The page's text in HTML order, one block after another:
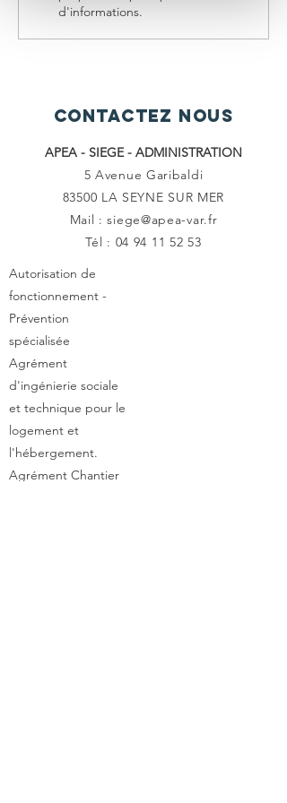
Ouvertes
d'informations.
CONTACTEZ NOUS
APEA - SIEGE - ADMINISTRATION
5 Avenue Garibaldi
83500 LA SEYNE SUR MER
Mail : siege@apea-var.fr
Tél : 04 94 11 52 53
Autorisation de
fonctionnement -
Prévention
spécialisée
Agrément
d'ingénierie sociale
et technique pour le
logement et
l'hébergement.
Agrément Chantier